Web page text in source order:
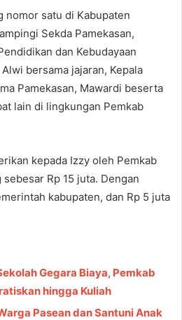
nomor satu di Kabupaten
Sekda Pamekasan,
dan Kebudayaan
bersama jajaran, Kepala
Pamekasan, Mawardi beserta
lain di lingkungan Pemkab
kepada Izzy oleh Pemkab
Rp 15 juta. Dengan
kabupaten, dan Rp 5 juta
Gegara Biaya, Pemkab
hingga Kuliah
Pasean dan Santuni Anak